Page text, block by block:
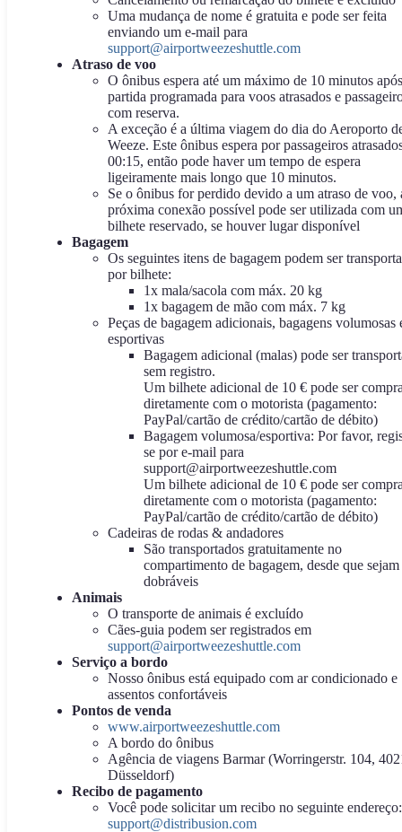
Uma mudança de nome é gratuita e pode ser feita
enviando um e-mail para
support@airportweezeshuttle.com
Atraso de voo
O ônibus espera até um máximo de 10 minutos
partida programada para voos atrasados e
com reserva.
A exceção é a última viagem do dia do Aeroporto
Weeze. Este ônibus espera por passageiros
00:15, então pode haver um tempo de espera
ligeiramente mais longo que 10 minutos.
Se o ônibus for perdido devido a um atraso de voo,
próxima conexão possível pode ser utilizada com
bilhete reservado, se houver lugar disponível
Bagagem
Os seguintes itens de bagagem podem ser
por bilhete:
1x mala/sacola com máx. 20 kg
1x bagagem de mão com máx. 7 kg
Peças de bagagem adicionais, bagagens volumosas
esportivas
Bagagem adicional (malas) pode ser
sem registro.
Um bilhete adicional de 10 € pode ser
diretamente com o motorista (pagamento:
PayPal/cartão de crédito/cartão de débito)
Bagagem volumosa/esportiva: Por favor,
se por e-mail para
support@airportweezeshuttle.com
Um bilhete adicional de 10 € pode ser
diretamente com o motorista (pagamento:
PayPal/cartão de crédito/cartão de débito)
Cadeiras de rodas & andadores
São transportados gratuitamente no
compartimento de bagagem, desde que sejam
dobráveis
Animais
O transporte de animais é excluído
Cães-guia podem ser registrados em
support@airportweezeshuttle.com
Serviço a bordo
Nosso ônibus está equipado com ar condicionado e
assentos confortáveis
Pontos de venda
www.airportweezeshuttle.com
A bordo do ônibus
Agência de viagens Barmar (Worringerstr. 104,
Düsseldorf)
Recibo de pagamento
Você pode solicitar um recibo no seguinte endereço:
support@distribusion.com